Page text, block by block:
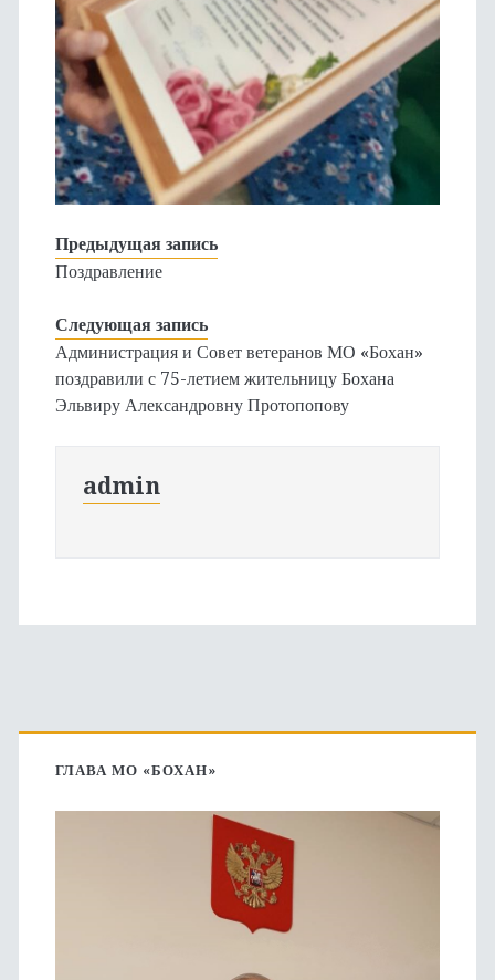
Предыдущая запись
Поздравление
Следующая запись
Администрация и Совет ветеранов МО «Бохан»
поздравили с 75-летием жительницу Бохана
Эльвиру Александровну Протопопову
admin
Основная
боковая
ГЛАВА МО «БОХАН»